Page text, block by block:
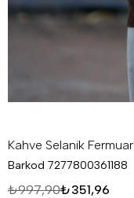
Kahve Selanik
Barkod 7277800361188
₺997,90₺351,96